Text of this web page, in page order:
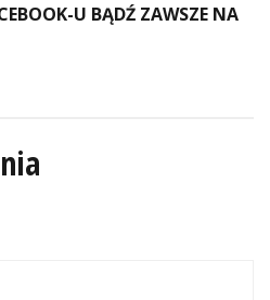
U BĄDŹ ZAWSZE NA